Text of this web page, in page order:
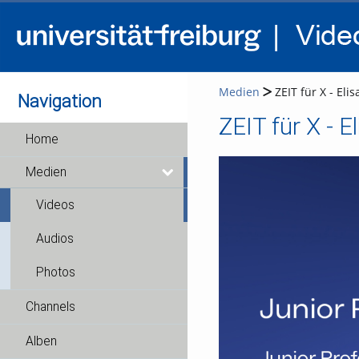
Navigation
Home
Medien
Videos
Audios
Photos
Channels
Alben
Medien ZEIT für X -
ZEIT für X -